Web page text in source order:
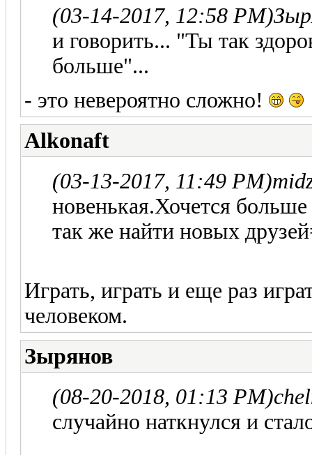
(03-14-2017, 12:58 PM)
и говорить... "Ты так
больше"...
- это невероятно сложно!
Alkonaft
(03-13-2017, 11:49 PM)
новенькая.Хочется
так же найти новых
Играть, играть и еще раз
человеком.
Зырянов
(08-20-2018, 01:13 PM)
случайно наткнулся и